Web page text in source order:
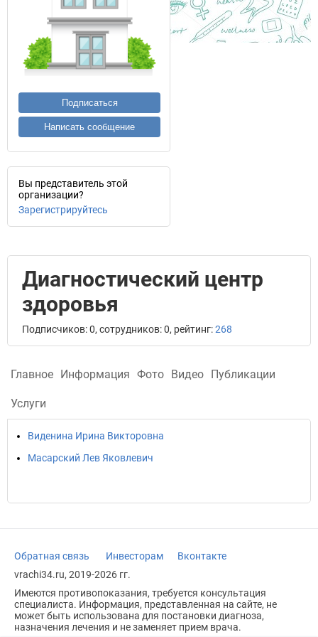
Подписаться
Написать сообщение
Вы представитель этой
организации?
Зарегистрируйтесь
Диагностический центр
здоровья
Подписчиков: 0, сотрудников: 0, рейтинг:268
Главное Информация Фото Видео Публикации
Услуги
Виденина Ирина Викторовна
Масарский Лев Яковлевич
Обратная связь Инвесторам
Вконтакте
vrachi34.ru, 2019-2026 гг.
Имеются противопоказания, требуется консультация
специалиста. Информация, представленная на сайте, не
может быть использована для постановки диагноза,
назначения лечения и не заменяет прием врача.